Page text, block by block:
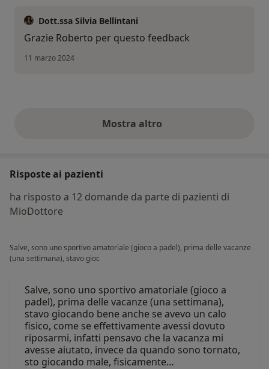
Dott.ssa Silvia Bellintani
Grazie Roberto per questo feedback
11 marzo 2024
Mostra altroopinioni di cui sopra
Risposte ai pazienti
ha risposto a 12 domande da parte di pazienti di
MioDottore
Salve, sono uno sportivo amatoriale (gioco a padel), prima delle vacanze
(una settimana), stavo gioc
Salve, sono uno sportivo amatoriale (gioco a
padel), prima delle vacanze (una settimana),
stavo giocando bene anche se avevo un calo
fisico, come se effettivamente avessi dovuto
riposarmi, infatti pensavo che la vacanza mi
avesse aiutato, invece da quando sono tornato,
sto giocando male, fisicamente…